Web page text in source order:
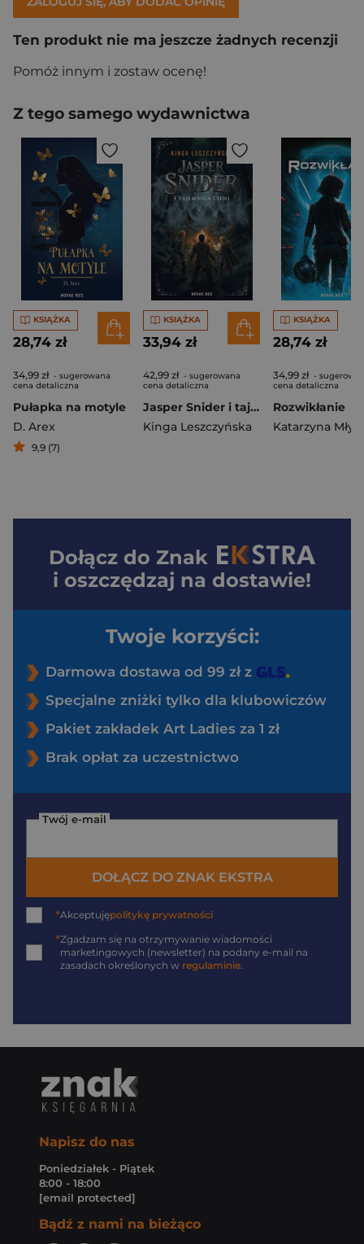
Ten produkt nie ma jeszcze żadnych recenzji
Pomóż innym i zostaw ocenę!
Z tego samego wydawnictwa
KSIĄŻKA
28,74 zł
34,99 zł - sugerowana
cena detaliczna
Pułapka na motyle
D. Arex
9,9 (7)
KSIĄŻKA
33,94 zł
42,99 zł - sugerowana
cena detaliczna
Jasper Snider i tajemnica Cieni
Kinga Leszczyńska
KSIĄŻKA
28,74 zł
34,99 zł -
cena detaliczna
Rozwikłanie
Katarzyna
Dołącz do Znak
i oszczędzaj na dostawie!
Twoje korzyści:
Darmowa dostawa od 99 zł z
Specjalne zniżki tylko dla klubowiczów
Pakiet zakładek Art Ladies za 1 zł
Brak opłat za uczestnictwo
Twój e-mail
DOŁĄCZ DO ZNAK EKSTRA
*Akceptujępolitykę prywatności
*Zgadzam się na otrzymywanie wiadomości
marketingowych (newsletter) na podany e-mail na
zasadach określonych w regulaminie
Napisz do nas
Poniedziałek - Piątek
8:00 - 18:00
[email protected]
Bądź z nami na bieżąco